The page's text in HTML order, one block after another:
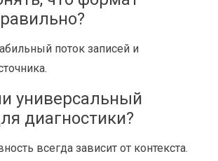
поток записей и
универсальный
диагностики?
всегда зависит от контекста.